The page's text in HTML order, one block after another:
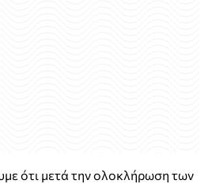
ότι μετά την ολοκλήρωση των